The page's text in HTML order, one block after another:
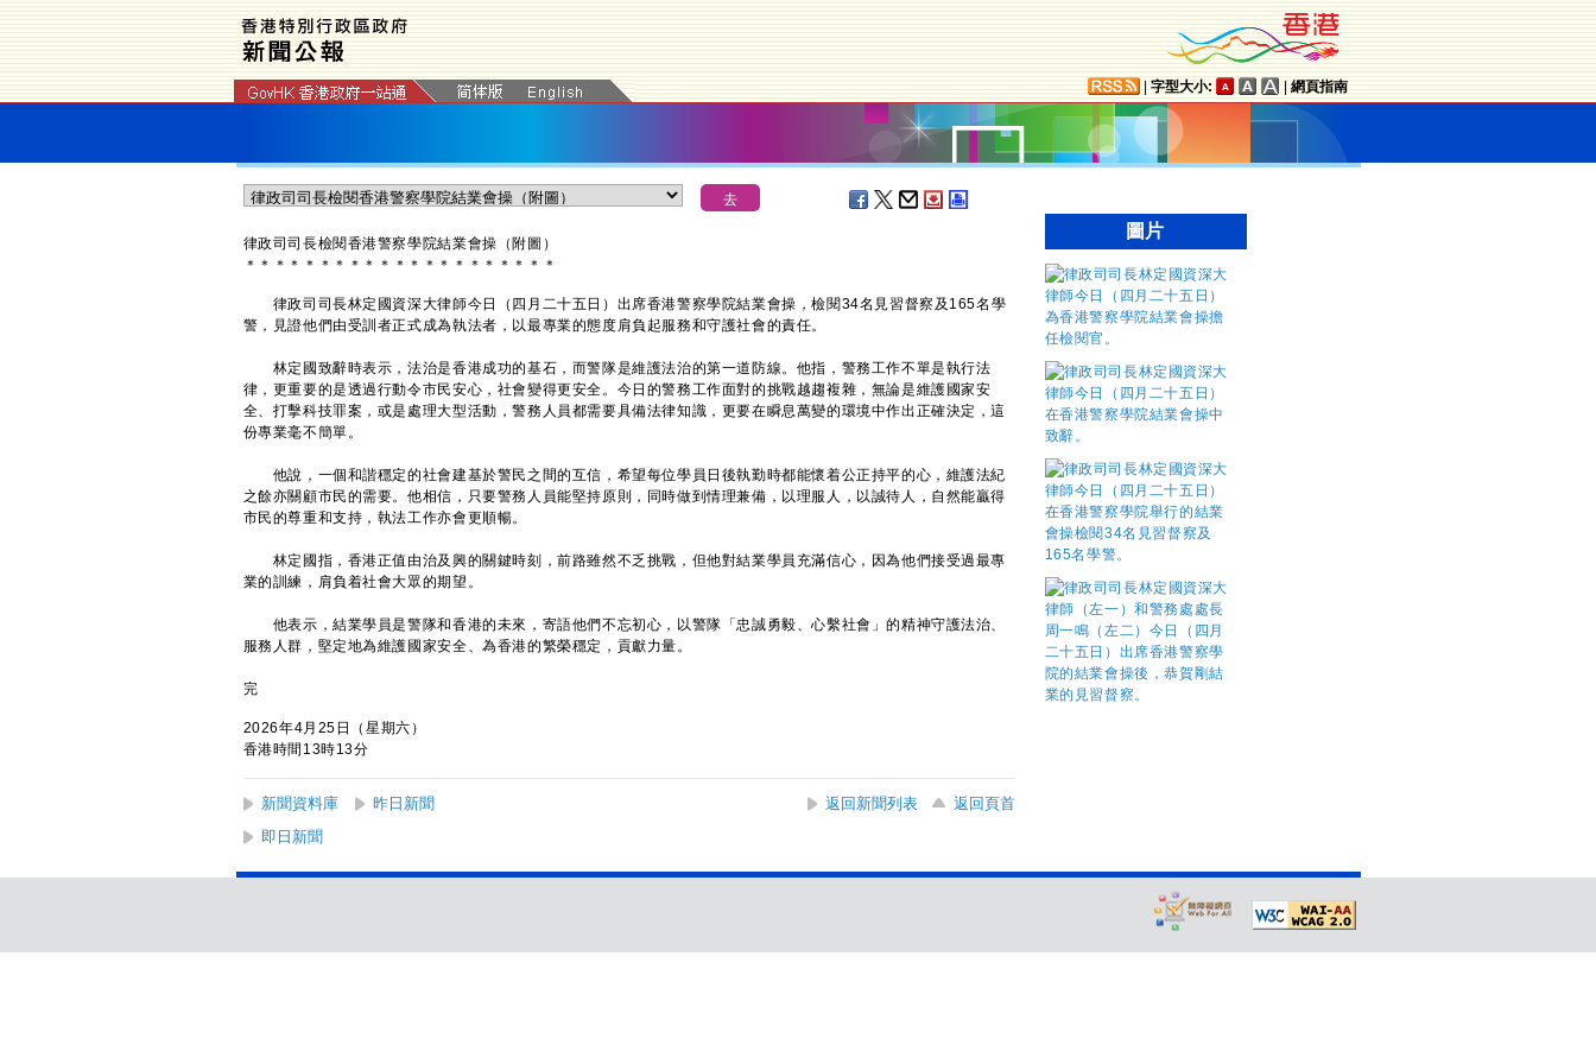
字型大小: 網頁指南
律政司司長檢閱香港警察學院結業會操（附圖）
＊ ＊ ＊ ＊ ＊ ＊ ＊ ＊ ＊ ＊ ＊ ＊ ＊ ＊ ＊ ＊ ＊ ＊ ＊ ＊ ＊
律政司司長林定國資深大律師今日（四月二十五日）出席香港警察學院結業會操，檢閱34名見習督察及165名學
警，見證他們由受訓者正式成為執法者，以最專業的態度肩負起服務和守護社會的責任。
林定國致辭時表示，法治是香港成功的基石，而警隊是維護法治的第一道防線。他指，警務工作不單是執行法
律，更重要的是透過行動令市民安心，社會變得更安全。今日的警務工作面對的挑戰越趨複雜，無論是維護國家安
全、打擊科技罪案，或是處理大型活動，警務人員都需要具備法律知識，更要在瞬息萬變的環境中作出正確決定，這
份專業毫不簡單。
他說，一個和諧穩定的社會建基於警民之間的互信，希望每位學員日後執勤時都能懷着公正持平的心，維護法紀
之餘亦關顧市民的需要。他相信，只要警務人員能堅持原則，同時做到情理兼備，以理服人，以誠待人，自然能贏得
市民的尊重和支持，執法工作亦會更順暢。
林定國指，香港正值由治及興的關鍵時刻，前路雖然不乏挑戰，但他對結業學員充滿信心，因為他們接受過最專
業的訓練，肩負着社會大眾的期望。
他表示，結業學員是警隊和香港的未來，寄語他們不忘初心，以警隊「忠誠勇毅、心繫社會」的精神守護法治、
服務人群，堅定地為維護國家安全、為香港的繁榮穩定，貢獻力量。
完
2026年4月25日（星期六）
香港時間13時13分
新聞資料庫 昨日新聞 返回新聞列表
返回頁首
即日新聞
圖片